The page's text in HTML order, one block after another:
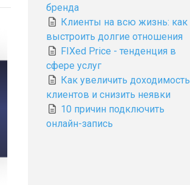
бренда
Клиенты на всю жизнь: как
выстроить долгие отношения
FIXed Price - тенденция в
сфере услуг
Как увеличить доходимость
клиентов и снизить неявки
10 причин подключить
онлайн-запись